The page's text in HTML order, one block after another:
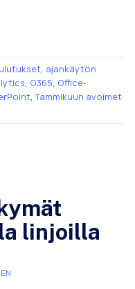
, ajankäytön
, O365, Office-
,Tammikuun avoimet
linjoilla